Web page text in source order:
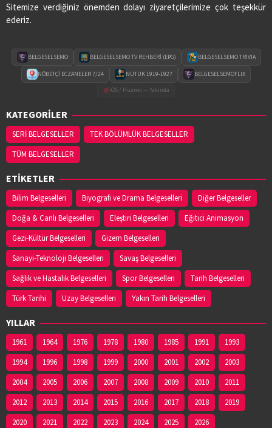
Sitemize verdiğiniz önemden dolayı ziyaretçilerimize çok teşekkür
ederiz.
BELGESELSEMO BELGESELSEMO TV REHBERİ (EPG) BELGESELSEMO TRIVIA
NÖBETÇİ ECZANELER 7/24 NUTUK 1919-1927
BELGESELSEMOFLIX
iOS / Huawei — Yakında
KATEGORİLER
SERİ BELGESELLER
TEK BÖLÜMLÜK BELGESELLER
TÜM BELGESELLER
ETİKETLER
Bilim Belgeselleri Biyografi ve Drama Belgeselleri
Diğer Belgeseller
Doğa & Canlı Belgeselleri
Eleştiri Belgeselleri
Eğitici Animasyon
Gezi-Kültür Belgeselleri
Gizem Belgeselleri
Sanayi-Teknoloji Belgeselleri
Savaş Belgeselleri
Sağlık ve Hastalık Belgeselleri
Spor Belgeselleri
Tarih Belgeselleri
Türk Tarihi
Uzay Belgeselleri Yakın Tarih Belgeselleri
YILLAR
1961 1964 1976 1978 1980 1985 1991
1993
1994
1996 1998 1999 2000 2001 2002
2003
2004
2005 2006 2007 2008 2009 2010
2011
2012
2013 2014 2015 2016 2017 2018
2019
2020
2021 2022 2023 2024 2025 2026